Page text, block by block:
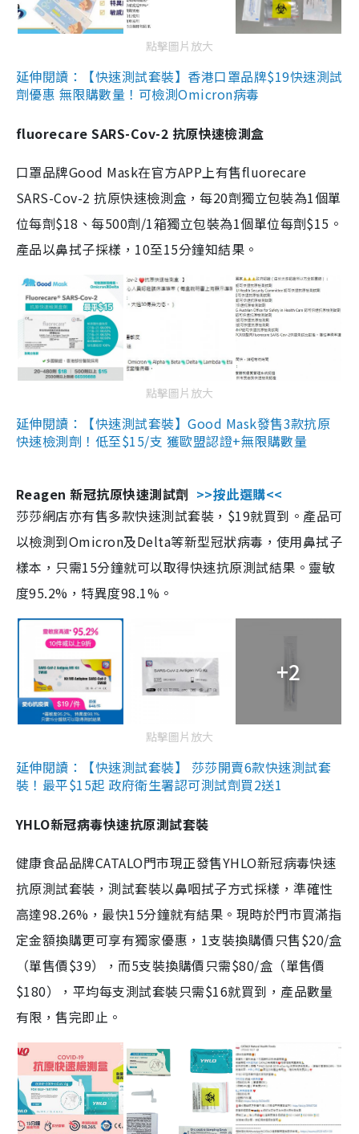
點擊圖片放大
延伸閱讀：【快速測試套裝】香港口罩品牌$19快速測試
劑優惠 無限購數量！可檢測Omicron病毒
fluorecare SARS-Cov-2 抗原快速檢測盒
口罩品牌Good Mask在官方APP上有售fluorecare
SARS-Cov-2 抗原快速檢測盒，每20劑獨立包裝為1個單
位每劑$18、每500劑/1箱獨立包裝為1個單位每劑$15。
產品以鼻拭子採樣，10至15分鐘知結果。
點擊圖片放大
延伸閱讀：【快速測試套裝】Good Mask發售3款抗原
快速檢測劑！低至$15/支 獲歐盟認證+無限購數量
Reagen 新冠抗原快速測試劑 >>按此選購<<
莎莎網店亦有售多款快速測試套裝，$19就買到。產品可
以檢測到Omicron及Delta等新型冠狀病毒，使用鼻拭子
樣本，只需15分鐘就可以取得快速抗原測試結果。靈敏
度95.2%，特異度98.1%。
+2
點擊圖片放大
延伸閱讀：【快速測試套裝】 莎莎開賣6款快速測試套
裝！最平$15起 政府衛生署認可測試劑買2送1
YHLO新冠病毒快速抗原測試套裝
健康食品品牌CATALO門市現正發售YHLO新冠病毒快速
抗原測試套裝，測試套裝以鼻咽拭子方式採樣，準確性
高達98.26%，最快15分鐘就有結果。現時於門市買滿指
定金額換購更可享有獨家優惠，1支裝換購價只售$20/盒
（單售價$39），而5支裝換購價只需$80/盒（單售價
$180），平均每支測試套裝只需$16就買到，產品數量
有限，售完即止。